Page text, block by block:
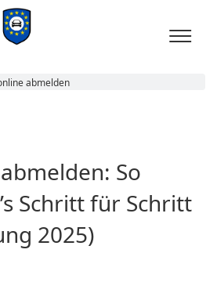
abmelden
So
Schritt für Schritt
2025)